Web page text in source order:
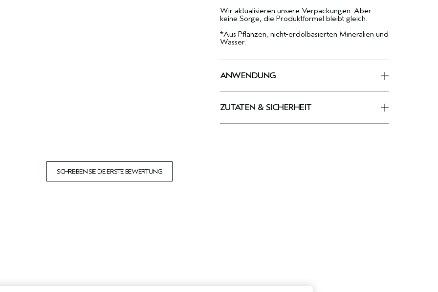
Wir aktualisieren unsere Verpackungen. Aber
keine Sorge, die Produktformel bleibt gleich.
*Aus Pflanzen, nicht-erdölbasierten Mineralien und
Wasser.
ANWENDUNG
ZUTATEN & SICHERHEIT
SCHREIBEN SIE DIE ERSTE BEWERTUNG